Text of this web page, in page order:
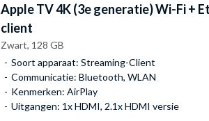
AppleTV 4K (3e generatie) Wi-Fi +
client
Zwart, 128 GB
Soort apparaat: Streaming-Client
Communicatie: Bluetooth, WLAN
Kenmerken: AirPlay
Uitgangen: 1x HDMI, 2.1x HDMI versie